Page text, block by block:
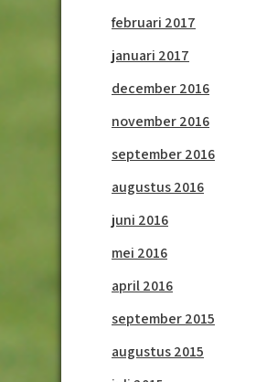
februari 2017
januari 2017
december 2016
november 2016
september 2016
augustus 2016
juni 2016
mei 2016
april 2016
september 2015
augustus 2015